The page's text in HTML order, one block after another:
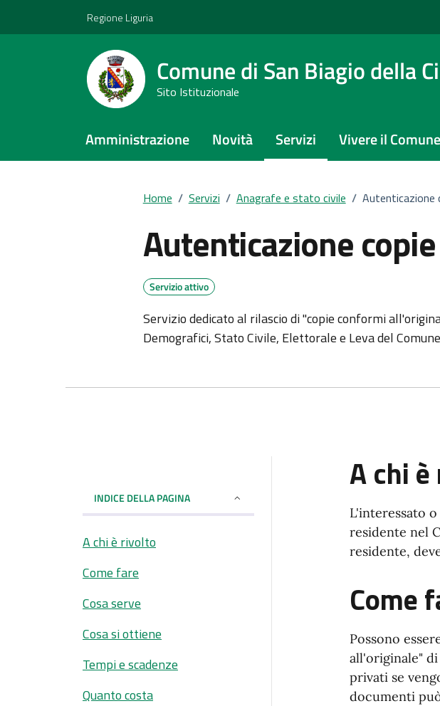
Regione Liguria
Comune di San Biagio della
Sito Istituzionale
Amministrazione Novità Servizi Vivere il Comune
Home / Servizi / Anagrafe e stato civile / Autenticazione
Autenticazione copie
Servizio attivo
Servizio dedicato al rilascio di "copie conformi
Demografici, Stato Civile, Elettorale e Leva del
INDICE DELLA PAGINA
A chi è rivolto
Come fare
Cosa serve
Cosa si ottiene
Tempi e scadenze
Quanto costa
A chi
L'interessato
residente nel
residente,
Come
Possono
all'originale"
privati se
documenti